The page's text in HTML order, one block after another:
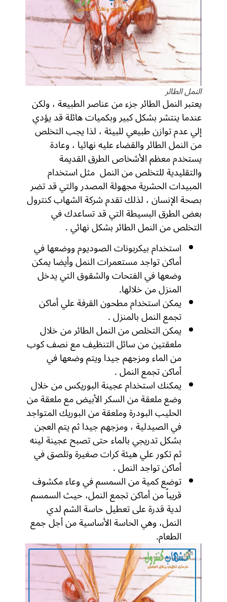
النمل الطائر
يعتبر النمل الطائر جزء من عناصر الطبيعة ، ولكن
عندما ينتشر بشكل كبير وبكميات هائلة قد يؤدي
إلي عدم توازن طبيعي للبيئة ، لذا يجب التخلص
من النمل الطائر والقضاء عليه نهائيا ، وعادة
يستخدم معظم الأشخاص الطرق القديمة
والتقليدية للتخلص من النمل مثل استخدام
المبيدات الحشرية مجهولة المصدر والتي قد تضر
بصحة الإنسان ، لذلك تقدم شركة الشهاب كنترول
بعض الطرق البسيطة التي قد تساعدك في
التخلص من النمل الطائر بشكل نهائي .
استخدام بيكربونات الصوديوم ووضعها في
أماكن تواجد مستعمرات النمل وأيضا يمكن
وضعها في الفتحات والشقوق التي يدخل
المنزل من خلالها.
يمكن استخدام مطحون القرفة علي أماكن
تجمع النمل بالمنزل .
يمكن التخلص من النمل الطائر من خلال
ملعقتين من سائل التنظيف مع نصف كوب
من الماء ومزجهم جيدا ويتم وضعها في
أماكن تجمع النمل .
يمكنك استخدام عجينة البوريكس من خلال
وضع ملعقة من السكر الأبيض مع ملعقة من
الحليب البودرة وملعقة من البوريك المتواجد
في الصيدلية ، ومزجهم جيدا ثم يتم العجن
بشكل تدريجي بالماء حتى تصبح عجينة لينه
ثم تكور علي هيئة كرات صغيرة وتلصق في
أماكن تواجد النمل .
توضع كمية من السمسم في وعاء مكشوف
قريباً من أماكن تجمع النمل، حيث السمسم
لدية قدرة على تعطيل حاسة الشم لدي
النمل، وهي الحاسة الأساسية من أجل جمع
الطعام.